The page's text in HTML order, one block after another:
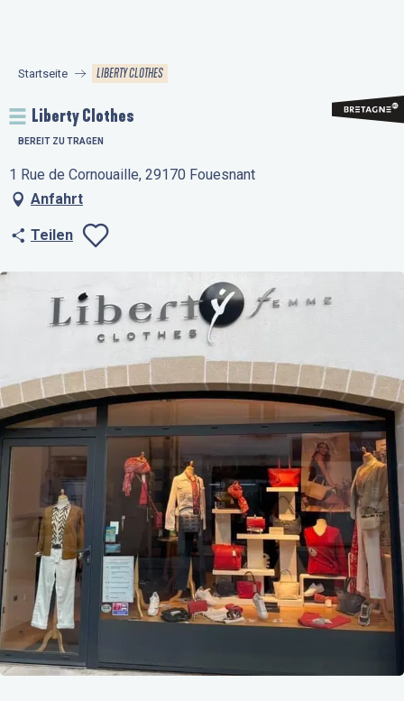
principal
Startseite LIBERTY CLOTHES
Liberty Clothes
BEREIT ZU TRAGEN
1 Rue de Cornouaille, 29170 Fouesnant
Anfahrt
Teilen
Ajouter aux